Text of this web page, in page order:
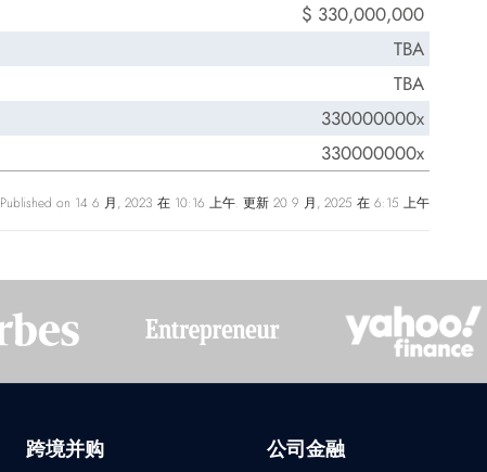
$ 330,000,000
TBA
TBA
330000000x
330000000x
Published on 14 6 月, 2023 在 10:16 上午. 更新 20 9 月, 2025 在 6:15 上午
跨境并购 公司金融